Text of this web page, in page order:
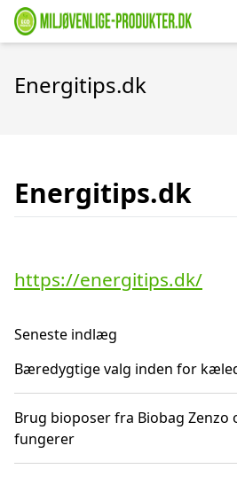
Energitips.dk
Energitips.dk
https://energitips.dk/
Seneste indlæg
Bæredygtige valg inden for
Brug bioposer fra Biobag Zenzo
fungerer